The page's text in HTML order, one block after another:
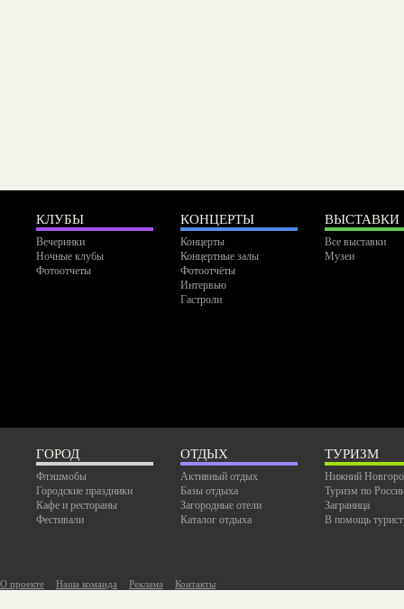
КЛУБЫ
Вечеринки
Ночные клубы
Фотоотчеты
КОНЦЕРТЫ
Концерты
Концертные залы
Фотоотчёты
Интервью
Гастроли
ВЫСТАВКИ
Все выставки
Музеи
ГОРОД
Флэшмобы
Городские праздники
Кафе и рестораны
Фестивали
ОТДЫХ
Активный отдых
Базы отдыха
Загородные отели
Каталог отдыха
ТУРИЗМ
Нижний
Туризм по
Заграница
В помощь
О проекте Наша команда Реклама Контакты